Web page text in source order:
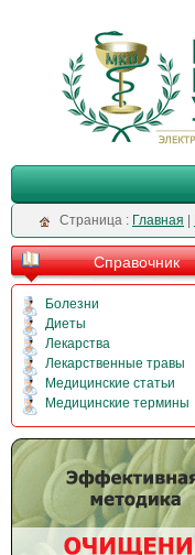
Cтраница : Главная
Справочник
Болезни
Диеты
Лекарства
Лекарственные травы
Медицинские статьи
Медицинские термины